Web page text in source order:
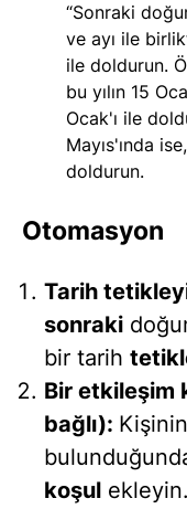
“Sonraki
ve ayı ile
ile doldurun.
bu yılın 15
Ocak'ı ile
Mayıs'ında
doldurun.
Otomasyon
Tarih
sonraki
bir tarih
Bir etkileşim
bağlı):
koşul